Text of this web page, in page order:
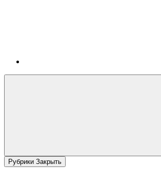
Рубрики Закрыть